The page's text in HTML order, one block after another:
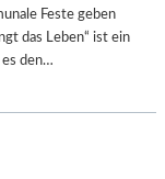
Feste geben
das Leben“ ist ein
den…